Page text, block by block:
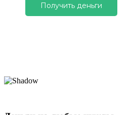
Получить деньги